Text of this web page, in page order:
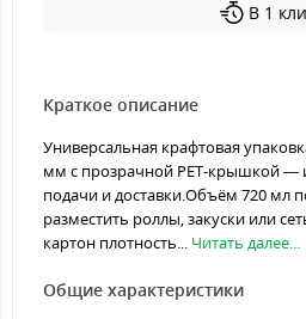
В 1
Краткое описание
Универсальная крафтовая
мм с прозрачной PET-крышкой —
подачи и доставки.Объём 720 мл
разместить роллы, закуски или
картон плотность... Читать далее...
Общие характеристики